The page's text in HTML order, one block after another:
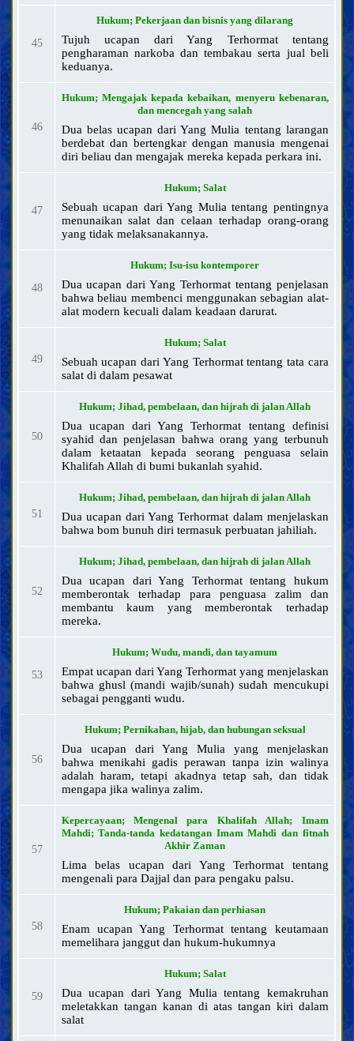
Makanan dan minuman
Berburu dan menyembelih hewan
Haji, umroh, dan ziarah
Jihad, pembelaan, dan hijrah di jalan Allah
Mengajak kepada kebaikan, menyeru kebenaran, dan
mencegah yang salah
Hudud (hukuman yang ditetapkan) dan hukuman
Qisas dan diyat
Perwalian, penghakiman, dan kesaksian
Hajr (melarang seseorang mengakses hartanya)
Pernikahan, hijab, dan hubungan seksual
Menyusui, hak asuh, dan pendidikan anak
Orang meninggal
45
Hukum; Pekerjaan dan bisnis yang dilarang
Tujuh ucapan dari Yang Terhormat tentang
pengharaman narkoba dan tembakau serta jual beli
keduanya.
46
Hukum; Mengajak kepada kebaikan, menyeru kebenaran,
dan mencegah yang salah
Dua belas ucapan dari Yang Mulia tentang larangan
berdebat dan bertengkar dengan manusia mengenai
diri beliau dan mengajak mereka kepada perkara ini.
47
Hukum; Salat
Sebuah ucapan dari Yang Mulia tentang pentingnya
menunaikan salat dan celaan terhadap orang-orang
yang tidak melaksanakannya.
48
Hukum; Isu-isu kontemporer
Dua ucapan dari Yang Terhormat tentang penjelasan
bahwa beliau membenci menggunakan sebagian alat-
alat modern kecuali dalam keadaan darurat.
49
Hukum; Salat
Sebuah ucapan dari Yang Terhormat tentang tata cara
salat di dalam pesawat
50
Hukum; Jihad, pembelaan, dan hijrah di jalan Allah
Dua ucapan dari Yang Terhormat tentang definisi
syahid dan penjelasan bahwa orang yang terbunuh
dalam ketaatan kepada seorang penguasa selain
Khalifah Allah di bumi bukanlah syahid.
51
Hukum; Jihad, pembelaan, dan hijrah di jalan Allah
Dua ucapan dari Yang Terhormat dalam menjelaskan
bahwa bom bunuh diri termasuk perbuatan jahiliah.
52
Hukum; Jihad, pembelaan, dan hijrah di jalan Allah
Dua ucapan dari Yang Terhormat tentang hukum
memberontak terhadap para penguasa zalim dan
membantu kaum yang memberontak terhadap
mereka.
53
Hukum; Wudu, mandi, dan tayamum
Empat ucapan dari Yang Terhormat yang menjelaskan
bahwa ghusl (mandi wajib/sunah) sudah mencukupi
sebagai pengganti wudu.
56
Hukum; Pernikahan, hijab, dan hubungan seksual
Dua ucapan dari Yang Mulia yang menjelaskan
bahwa menikahi gadis perawan tanpa izin walinya
adalah haram, tetapi akadnya tetap sah, dan tidak
mengapa jika walinya zalim.
57
Kepercayaan; Mengenal para Khalifah Allah; Imam
Mahdi; Tanda-tanda kedatangan Imam Mahdi dan fitnah
Akhir Zaman
Lima belas ucapan dari Yang Terhormat tentang
mengenali para Dajjal dan para pengaku palsu.
58
Hukum; Pakaian dan perhiasan
Enam ucapan Yang Terhormat tentang keutamaan
memelihara janggut dan hukum-hukumnya
59
Hukum; Salat
Dua ucapan dari Yang Mulia tentang kemakruhan
meletakkan tangan kanan di atas tangan kiri dalam
salat